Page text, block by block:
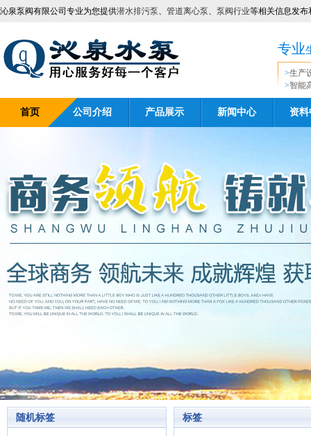
沁泉泵阀有限公司专业为您提供潜水排污泵、 管道离心泵、 泵阀行业等相关信息发布
专业
>生产
>智能
首页 公司介绍 产品展示 新闻中心 资料
随机标签 标签